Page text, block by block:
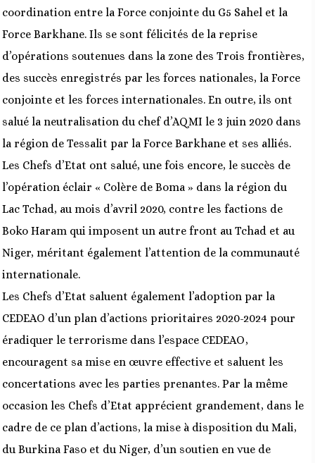
coordination entre la Force conjointe du G5 Sahel et la
Force Barkhane. Ils se sont félicités de la reprise
d’opérations soutenues dans la zone des Trois frontières,
des succès enregistrés par les forces nationales, la Force
conjointe et les forces internationales. En outre, ils ont
salué la neutralisation du chef d’AQMI le 3 juin 2020 dans
la région de Tessalit par la Force Barkhane et ses alliés.
Les Chefs d’Etat ont salué, une fois encore, le succès de
l’opération éclair « Colère de Boma » dans la région du
Lac Tchad, au mois d’avril 2020, contre les factions de
Boko Haram qui imposent un autre front au Tchad et au
Niger, méritant également l’attention de la communauté
internationale.
Les Chefs d’Etat saluent également l’adoption par la
CEDEAO d’un plan d’actions prioritaires 2020-2024 pour
éradiquer le terrorisme dans l’espace CEDEAO,
encouragent sa mise en œuvre effective et saluent les
concertations avec les parties prenantes. Par la même
occasion les Chefs d’Etat apprécient grandement, dans le
cadre de ce plan d’actions, la mise à disposition du Mali,
du Burkina Faso et du Niger, d’un soutien en vue de